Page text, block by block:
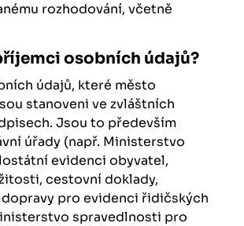
rozhodování, včetně
osobních údajů?
údajů, které město
stanoveni ve zvláštních
Jsou to především
úřady (např. Ministerstvo
evidenci obyvatel,
cestovní doklady,
pro evidenci řidičských
spravedlnosti pro